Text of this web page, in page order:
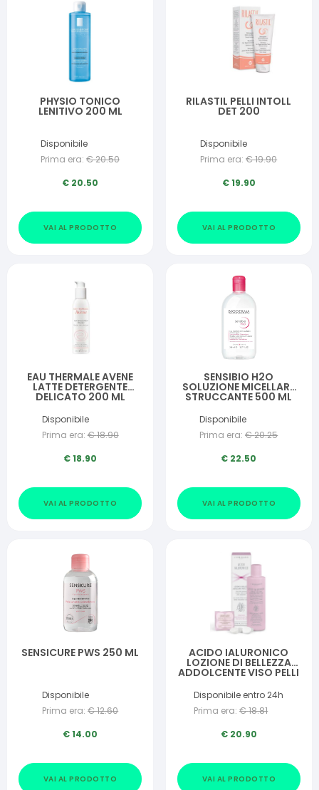
PHYSIO TONICO
LENITIVO 200 ML
Disponibile
Prima era: €20.50
€ 20.50
VAI AL PRODOTTO
RILASTIL PELLI INTOLL
DET 200
Disponibile
Prima era: €19.90
€19.90
VAI AL PRODOTTO
EAU THERMALE AVENE
LATTE DETERGENTE
DELICATO 200 ML
Disponibile
Prima era: €18.90
€18.90
VAI AL PRODOTTO
SENSIBIO H2O
SOLUZIONE MICELLARE
STRUCCANTE 500 ML
Disponibile
Prima era: €20.25
€ 22.50
VAI AL PRODOTTO
SENSICURE PWS 250 ML
Disponibile
Prima era: €12.60
€14.00
VAI AL PRODOTTO
ACIDO IALURONICO
LOZIONE DI BELLEZZA
ADDOLCENTE VISO PELLI
ML
Disponibile entro 24h
Prima era: €18.81
€ 20.90
VAI AL PRODOTTO